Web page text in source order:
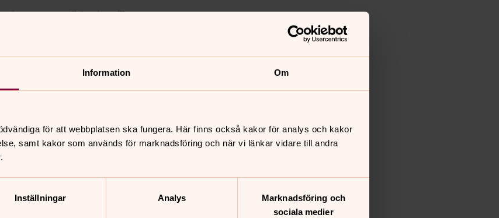
Information Om
för att webbplatsen ska fungera. Här finns också kakor för analys och kakor
samt kakor som används för marknadsföring och när vi länkar vidare till andra
Inställningar Analys
Marknadsföring och
sociala medier
vore anställda, det vill säga
i detta sammanhang som
regleras i uppdragsavtal,